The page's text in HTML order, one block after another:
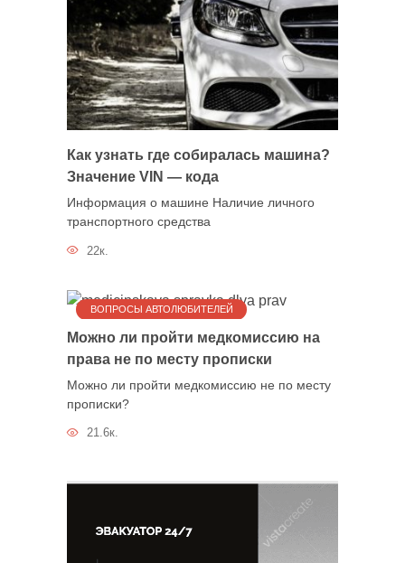
Как узнать где собиралась машина?
Значение VIN — кода
Информация о машине Наличие личного
транспортного средства
22к.
ВОПРОСЫ АВТОЛЮБИТЕЛЕЙ
Можно ли пройти медкомиссию на
права не по месту прописки
Можно ли пройти медкомиссию не по месту
прописки?
21.6к.